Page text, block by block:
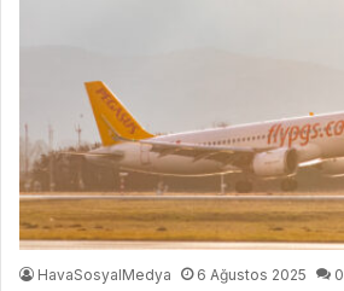
HavaSosyalMedya 6 Ağustos 2025 0